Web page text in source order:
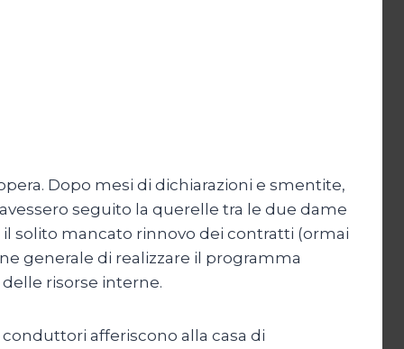
Dopo mesi di dichiarazioni e smentite,
seguito la querelle tra le due dame
solito mancato rinnovo dei contratti (ormai
generale di realizzare il programma
risorse interne.
afferiscono alla casa di